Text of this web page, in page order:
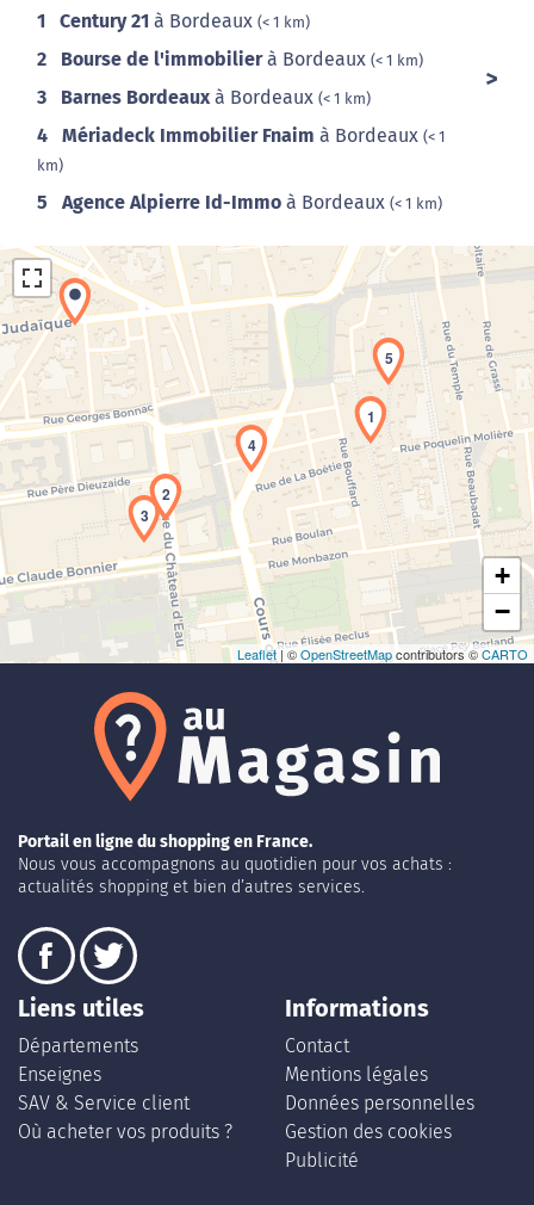
1 Century 21 à Bordeaux (< 1 km)
2 Bourse de l'immobilierà Bordeaux (< 1 km)
3 Barnes Bordeaux à Bordeaux (< 1 km)
4 Mériadeck Immobilier Fnaim à Bordeaux (< 1
km)
5 Agence Alpierre Id-Immo à Bordeaux (< 1 km)
Chargement de la carte en cours...
1
2
3
4
5
+
−
Leaflet| ©OpenStreetMapcontributors ©CARTO
Portail en ligne du shopping en France.
Nous vous accompagnons au quotidien pour vos achats :
actualités shopping et bien d’autres services.
Liens utiles
Départements
Enseignes
SAV & Service client
Où acheter vos produits ?
Informations
Contact
Mentions légales
Données personnelles
Gestion des cookies
Publicité